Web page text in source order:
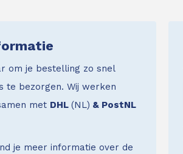
om je bestelling zo snel
te bezorgen. Wij werken
met DHL (NL) & PostNL
je meer informatie over de